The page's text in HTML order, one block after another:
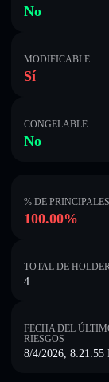
No
MODIFICABLE
Sí
CONGELABLE
No
% DE
100.00%
TOTAL DE
4
FECHA DEL
RIESGOS
8/4/2026, 8:21:55